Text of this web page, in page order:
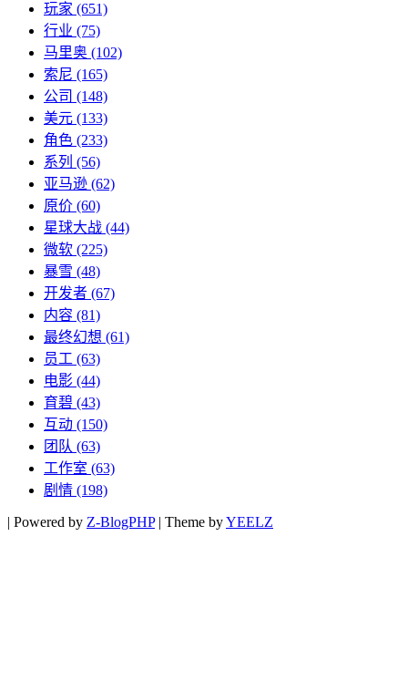
玩家 (651)
行业 (75)
马里奥 (102)
索尼 (165)
公司 (148)
美元 (133)
角色 (233)
系列 (56)
亚马逊 (62)
原价 (60)
星球大战 (44)
微软 (225)
暴雪 (48)
开发者 (67)
内容 (81)
最终幻想 (61)
员工 (63)
电影 (44)
育碧 (43)
互动 (150)
团队 (63)
工作室 (63)
剧情 (198)
| Powered by Z-BlogPHP | Theme byYEELZ